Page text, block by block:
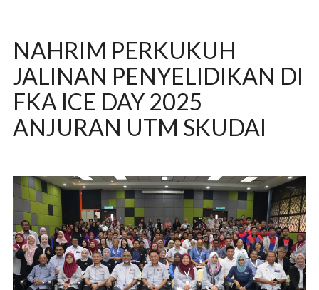
NAHRIM PERKUKUH
JALINAN PENYELIDIKAN DI
FKA ICE DAY 2025
ANJURAN UTM SKUDAI